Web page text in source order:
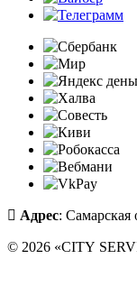
Адрес: Самарская
© 2026 «CITY